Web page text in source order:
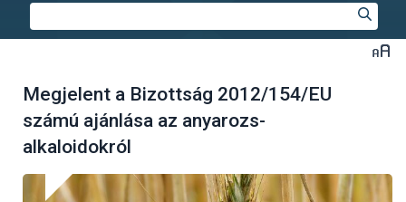
Megjelent a Bizottság 2012/154/EU
számú ajánlása az anyarozs-
alkaloidokról